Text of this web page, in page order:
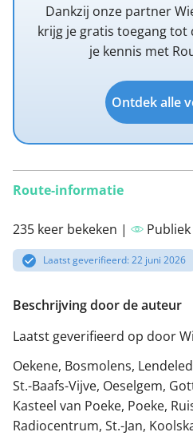
Dankzij onze partner
krijg je gratis toegang tot
je kennis met
Ontdek alle
Route-informatie
235 keer bekeken | Publiek
Laatst geverifieerd: 22 juni 2026
Beschrijving door de auteur
Laatst geverifieerd op door
Oekene, Bosmolens,
St.-Baafs-Vijve, Oeselgem,
Kasteel van Poeke, Poeke,
Radiocentrum, St.-Jan,